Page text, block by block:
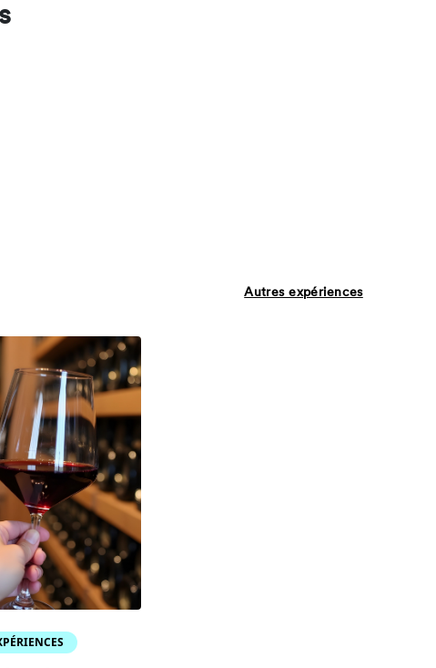
Autres expériences